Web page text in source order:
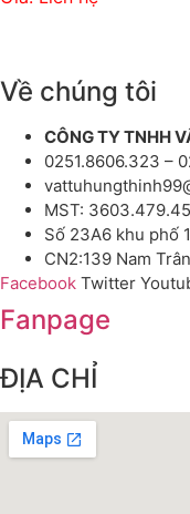
Về chúng tôi
CÔNG TY TNHH
0251.8606.323 –
MST:
Số 23A6 khu phố
CN2:139 Nam
Facebook Twitter
Fanpage
ĐỊA CHỈ